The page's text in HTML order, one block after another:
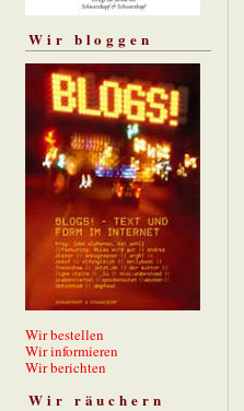
Wir bloggen
Wir bestellen
Wir informieren
Wir berichten
Wir räuchern